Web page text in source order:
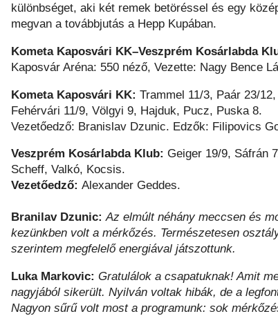
különbséget, aki két remek betöréssel és egy
megvan a továbbjutás a Hepp Kupában.
Kometa Kaposvári KK–Veszprém Kosárlabda
Kaposvár Aréna: 550 néző, Vezette: Nagy Bence
Kometa Kaposvári KK: Trammel 11/3, Paár 23/
Fehérvári 11/9, Völgyi 9, Hajduk, Pucz, Puska 8.
Vezetőedző: Branislav Dzunic. Edzők: Filipovics
Veszprém Kosárlabda Klub: Geiger 19/9, Sáfrán
Scheff, Valkó, Kocsis.
Vezetőedző: Alexander Geddes.
Branilav Dzunic:Az elmúlt néhány meccsen és
kezünkben volt a mérkőzés. Természetesen
szerintem megfelelő energiával játszottunk.
Luka Markovic: Gratulálok a csapatuknak! Amit
nagyjából sikerült. Nyilván voltak hibák, de a
Nagyon sűrű volt most a programunk: sok